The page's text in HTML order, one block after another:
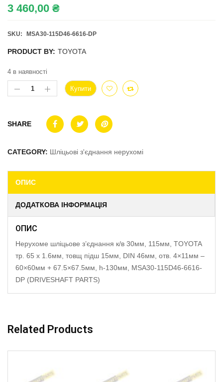
3 460,00 ₴
SKU: MSA30-115D46-6616-DP
PRODUCT BY: TOYOTA
4 в наявності
Купити
SHARE
CATEGORY: Шліцьові з'єднання нерухомі
ОПИС
ДОДАТКОВА ІНФОРМАЦІЯ
ОПИС
Нерухоме шліцьове з’єднання к/в 30мм, 115мм, TOYOTA
тр. 65 x 1.6мм, товщ підш 15мм, DIN 46мм, отв. 4×11мм –
60×60мм + 67.5×67.5мм, h-130мм, MSA30-115D46-6616-
DP (DRIVESHAFT PARTS)
Related Products